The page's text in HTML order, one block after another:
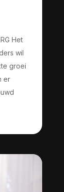
Het
wil
groei
er